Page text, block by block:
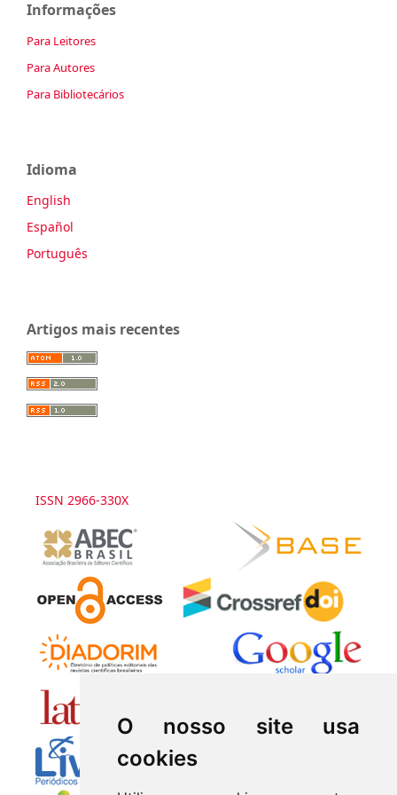
O nosso site usa
cookies
Informações
Para Leitores
Para Autores
Para Bibliotecários
Idioma
English
Español
Português
Artigos mais recentes
ISSN 2966-330X